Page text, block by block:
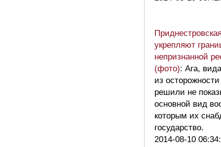
укрепляют
непризнанной
(фото): Ага,
из
решили не
основной вид
которым их
государство.
2014-08-10